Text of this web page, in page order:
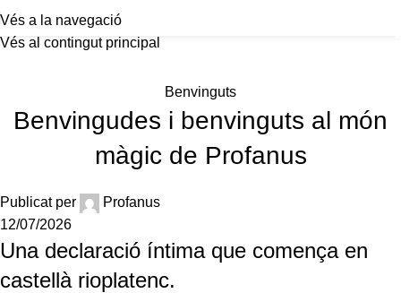
Vés a la navegació
Vés al contingut principal
L’Arxiu
Benvinguts
Benvingudes i benvinguts al món
màgic de Profanus
Publicat per
Profanus
12/07/2026
Una declaració íntima que comença en
castellà rioplatenc.